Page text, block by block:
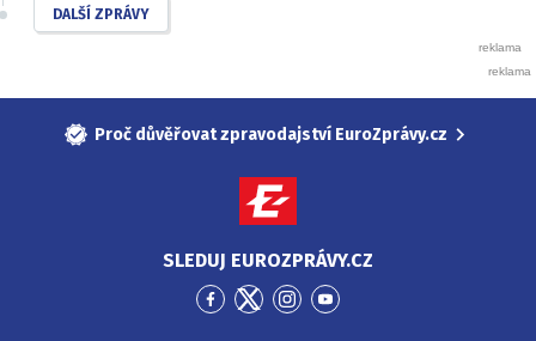
DALŠÍ ZPRÁVY
Proč důvěřovat zpravodajství EuroZprávy.cz
SLEDUJ EUROZPRÁVY.CZ
PřejítPřejítPřejítPřejít